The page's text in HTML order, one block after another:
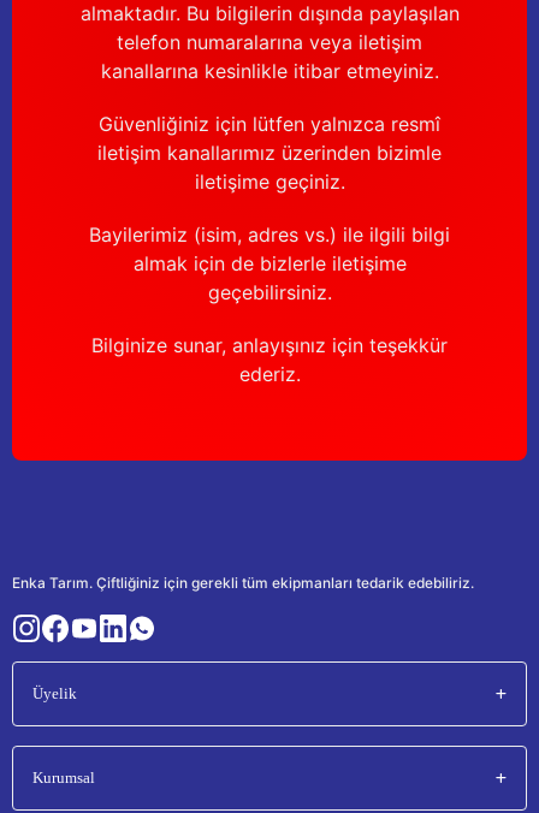
almaktadır. Bu bilgilerin dışında paylaşılan
telefon numaralarına veya iletişim
kanallarına kesinlikle itibar etmeyiniz.
Güvenliğiniz için lütfen yalnızca resmî
iletişim kanallarımız üzerinden bizimle
iletişime geçiniz.
Bayilerimiz (isim, adres vs.) ile ilgili bilgi
almak için de bizlerle iletişime
geçebilirsiniz.
Bilginize sunar, anlayışınız için teşekkür
ederiz.
Enka Tarım. Çiftliğiniz için gerekli tüm ekipmanları tedarik edebiliriz.
Üyelik
Kurumsal